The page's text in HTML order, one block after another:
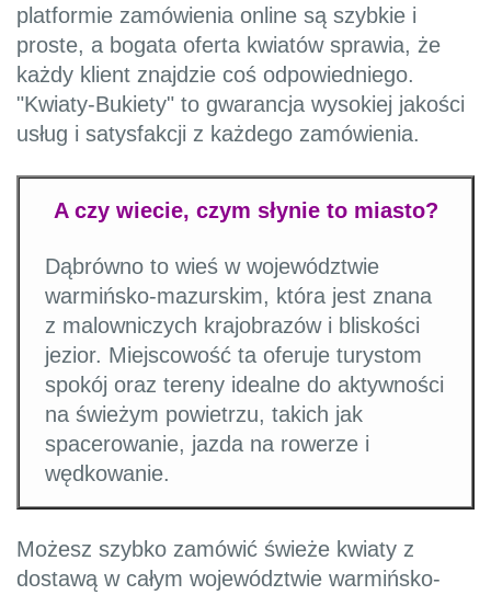
platformie zamówienia online są szybkie i
proste, a bogata oferta kwiatów sprawia, że
każdy klient znajdzie coś odpowiedniego.
"Kwiaty-Bukiety" to gwarancja wysokiej jakości
usług i satysfakcji z każdego zamówienia.
A czy wiecie, czym słynie to miasto?
Dąbrówno to wieś w województwie
warmińsko-mazurskim, która jest znana
z malowniczych krajobrazów i bliskości
jezior. Miejscowość ta oferuje turystom
spokój oraz tereny idealne do aktywności
na świeżym powietrzu, takich jak
spacerowanie, jazda na rowerze i
wędkowanie.
Możesz szybko zamówić świeże kwiaty z
dostawą w całym województwie warmińsko-